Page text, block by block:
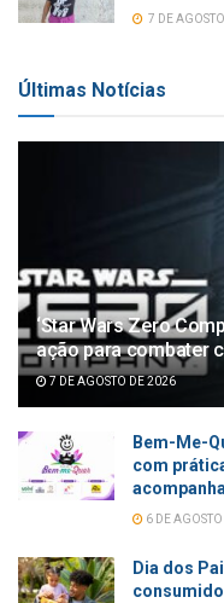
7 DE
Últimas Notícias
‘Star Wars Zero
ação para combater
7 DE AGOSTO DE 2026
Bem-Me-
com
6 DE
Dia dos